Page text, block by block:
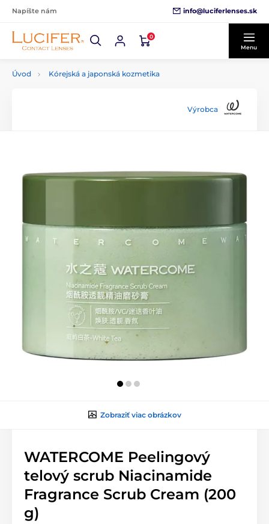
Napíšte nám info@luciferlenses.sk
0
Menu
Úvod Kórejská a japonská kozmetika
Výrobca
Zobraziť viac obrázkov
WATERCOME Peelingový
telový scrub Niacinamide
Fragrance Scrub Cream (200
g)